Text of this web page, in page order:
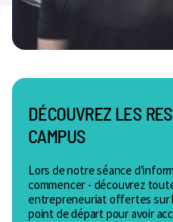
DÉCOUVREZ LES
CAMPUS
Lors de notre séance
commencer - découvrez
entrepreneuriat offertes sur
point de départ pour avoir